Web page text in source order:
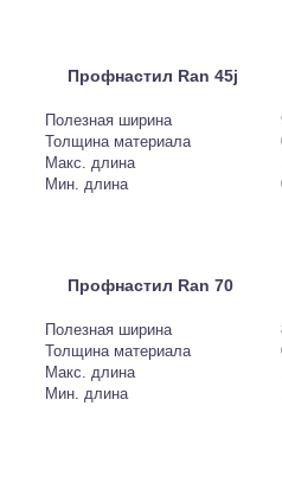
Профнастил Ran 45j
Полезная ширина
Толщина материала
Макс. длина
Мин. длина
Профнастил Ran 70
Полезная ширина
Толщина материала
Макс. длина
Мин. длина